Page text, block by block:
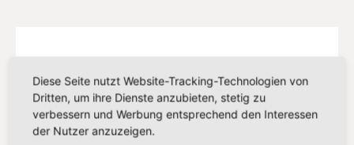
Diese Seite nutzt Website-Tracking-Technologien von
Dritten, um ihre Dienste anzubieten, stetig zu
verbessern und Werbung entsprechend den Interessen
der Nutzer anzuzeigen.